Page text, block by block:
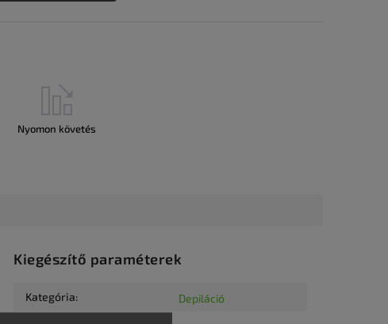
Nyomon követés
Kiegészítő paraméterek
Kategória: Depiláció